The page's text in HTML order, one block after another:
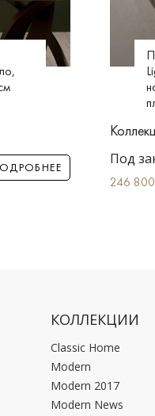
Под
246 800
КОЛЛЕКЦИИ
Classic Home
Modern
Modern 2017
Modern News